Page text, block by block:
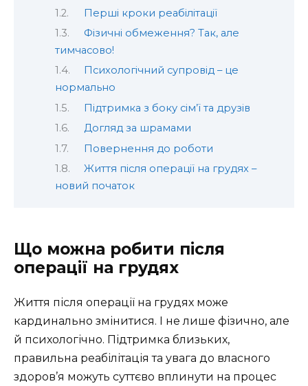
Перші кроки реабілітації
Фізичні обмеження? Так, але
тимчасово!
Психологічний супровід – це
нормально
Підтримка з боку сім’ї та друзів
Догляд за шрамами
Повернення до роботи
Життя після операції на грудях –
новий початок
Що можна робити після
операції на грудях
Життя після операції на грудях може
кардинально змінитися. І не лише фізично, але
й психологічно. Підтримка близьких,
правильна реабілітація та увага до власного
здоров’я можуть суттєво вплинути на процес